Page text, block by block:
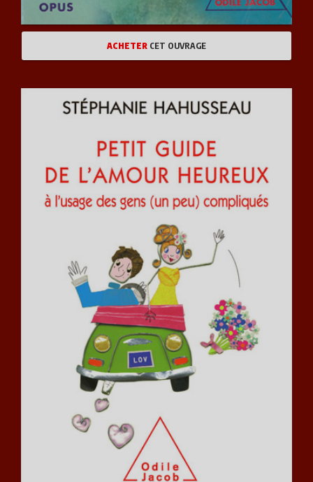
ACHETER CET OUVRAGE